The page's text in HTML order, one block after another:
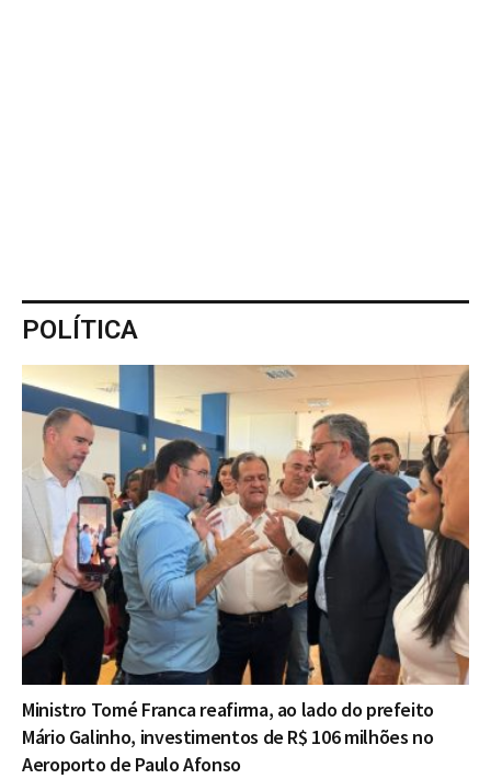
POLÍTICA
Ministro Tomé Franca reafirma, ao lado do prefeito
Mário Galinho, investimentos de R$ 106 milhões no
Aeroporto de Paulo Afonso